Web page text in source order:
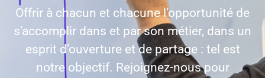
Offrir à chacun et chacune l’opportunité de
s’accomplir dans et par son métier, dans un
esprit d’ouverture et de partage : tel est
notre objectif. Rejoignez-nous pour